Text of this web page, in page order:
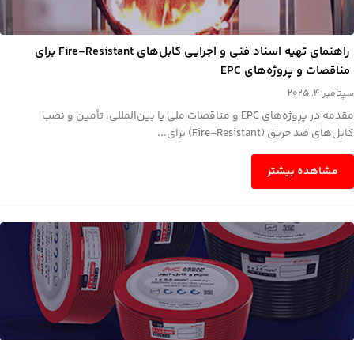
راهنمای تهیه اسناد فنی و اجرایی کابل‌های Fire-Resistant برای
مناقصات و پروژه‌های EPC
سپتامبر 4, 2025
مقدمه در پروژه‌های EPC و مناقصات ملی یا بین‌المللی، تأمین و نصب
کابل‌های ضد حریق (Fire-Resistant) برای...
مشاهده بیشتر